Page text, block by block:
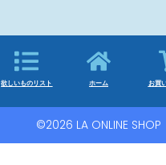
欲しいものリスト ホーム お買
©2026 LA ONLINE SHOP